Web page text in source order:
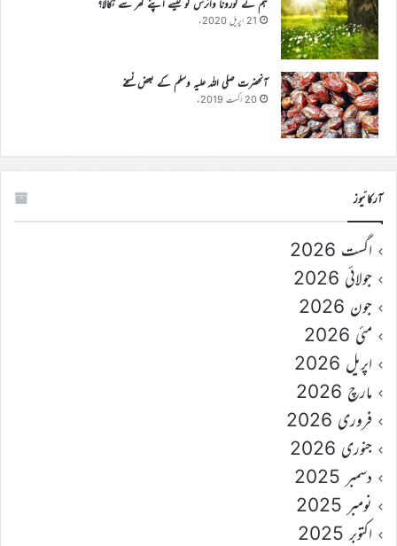
ہم نے کورونا وائرس کو کیسے اپنے گھر سے نکالا؟
21 اپریل 2020ء
آنحضرت صلی اللہ علیہ وسلم کے بعض نسخے
20 اگست 2019ء
آرکائیوز
اگست 2026
جولائی 2026
جون 2026
مئی 2026
اپریل 2026
مارچ 2026
فروری 2026
جنوری 2026
دسمبر 2025
نومبر 2025
اکتوبر 2025